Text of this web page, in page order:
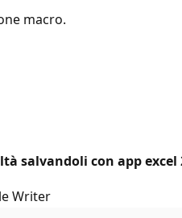
macro.
salvandoli con app
Writer